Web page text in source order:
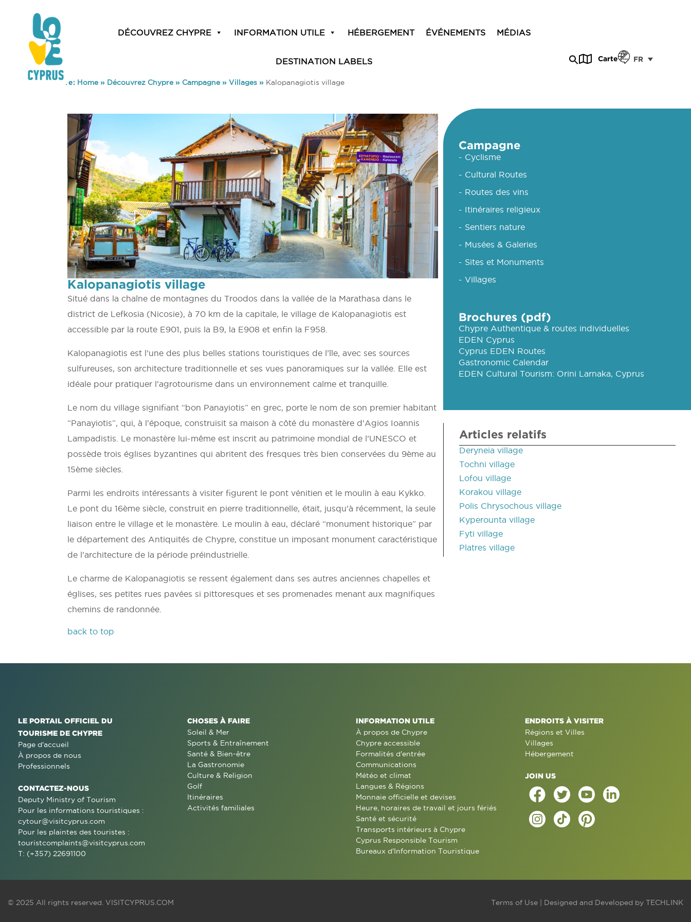
DÉCOUVREZ CHYPRE INFORMATION UTILE HÉBERGEMENT ÉVÉNEMENTS MÉDIAS
DESTINATION LABELS Carte FR
You are here: Home» Découvrez Chypre» Campagne» Villages » Kalopanagiotis village
Kalopanagiotis village
Situé dans la chaîne de montagnes du Troodos dans la vallée de la Marathasa dans le
district de Lefkosia (Nicosie), à 70 km de la capitale, le village de Kalopanagiotis est
accessible par la route E901, puis la B9, la E908 et enfin la F958.
Kalopanagiotis est l’une des plus belles stations touristiques de l’île, avec ses sources
sulfureuses, son architecture traditionnelle et ses vues panoramiques sur la vallée. Elle est
idéale pour pratiquer l’agrotourisme dans un environnement calme et tranquille.
Le nom du village signifiant “bon Panayiotis” en grec, porte le nom de son premier habitant
“Panayiotis”, qui, à l’époque, construisit sa maison à côté du monastère d’Agios Ioannis
Lampadistis. Le monastère lui-même est inscrit au patrimoine mondial de l’UNESCO et
possède trois églises byzantines qui abritent des fresques très bien conservées du 9ème au
15ème siècles.
Parmi les endroits intéressants à visiter figurent le pont vénitien et le moulin à eau Kykko.
Le pont du 16ème siècle, construit en pierre traditionnelle, était, jusqu’à récemment, la seule
liaison entre le village et le monastère. Le moulin à eau, déclaré “monument historique” par
le département des Antiquités de Chypre, constitue un imposant monument caractéristique
de l’architecture de la période préindustrielle.
Le charme de Kalopanagiotis se ressent également dans ses autres anciennes chapelles et
églises, ses petites rues pavées si pittoresques et ses promenades menant aux magnifiques
chemins de randonnée.
back to top
Campagne
- Cyclisme
- Cultural Routes
- Routes des vins
- Itinéraires religieux
- Sentiers nature
- Musées & Galeries
- Sites et Monuments
- Villages
Brochures (pdf)
Chypre Authentique & routes individuelles
EDEN Cyprus
Cyprus EDEN Routes
Gastronomic Calendar
EDEN Cultural Tourism: Orini Larnaka, Cyprus
Articles relatifs
Deryneia village
Tochni village
Lofou village
Korakou village
Polis Chrysochous village
Kyperounta village
Fyti village
Platres village
LE PORTAIL OFFICIEL DU
TOURISME DE CHYPRE
Page d'accueil
À propos de nous
Professionnels
CONTACTEZ-NOUS
Deputy Ministry of Tourism
Pour les informations touristiques :
cytour@visitcyprus.com
Pour les plaintes des touristes :
touristcomplaints@visitcyprus.com
T: (+357) 22691100
CHOSES À FAIRE
Soleil & Mer
Sports & Entraînement
Santé & Bien-être
La Gastronomie
Culture & Religion
Golf
Itinéraires
Activités familiales
INFORMATION UTILE
À propos de Chypre
Chypre accessible
Formalités d'entrée
Communications
Météo et climat
Langues & Régions
Monnaie officielle et devises
Heure, horaires de travail et jours fériés
Santé et sécurité
Transports intérieurs à Chypre
Cyprus Responsible Tourism
Bureaux d'Information Touristique
ENDROITS À VISITER
Régions et Villes
Villages
Hébergement
JOIN US
© 2025 All rights reserved. VISITCYPRUS.COM Terms of Use | Designed and Developed by TECHLINK